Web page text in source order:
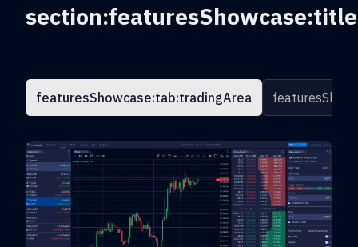
section:featuresShowcase:title
featuresShowcase:tab:tradingArea